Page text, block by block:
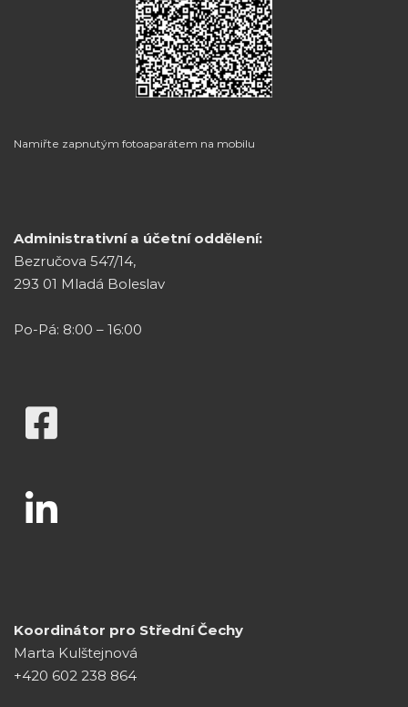
Namiřte zapnutým fotoaparátem na mobilu
Administrativní a účetní oddělení:
Bezručova 547/14,
293 01 Mladá Boleslav
Po-Pá: 8:00 – 16:00
Koordinátor pro Střední Čechy
Marta Kulštejnová
+420 602 238 864